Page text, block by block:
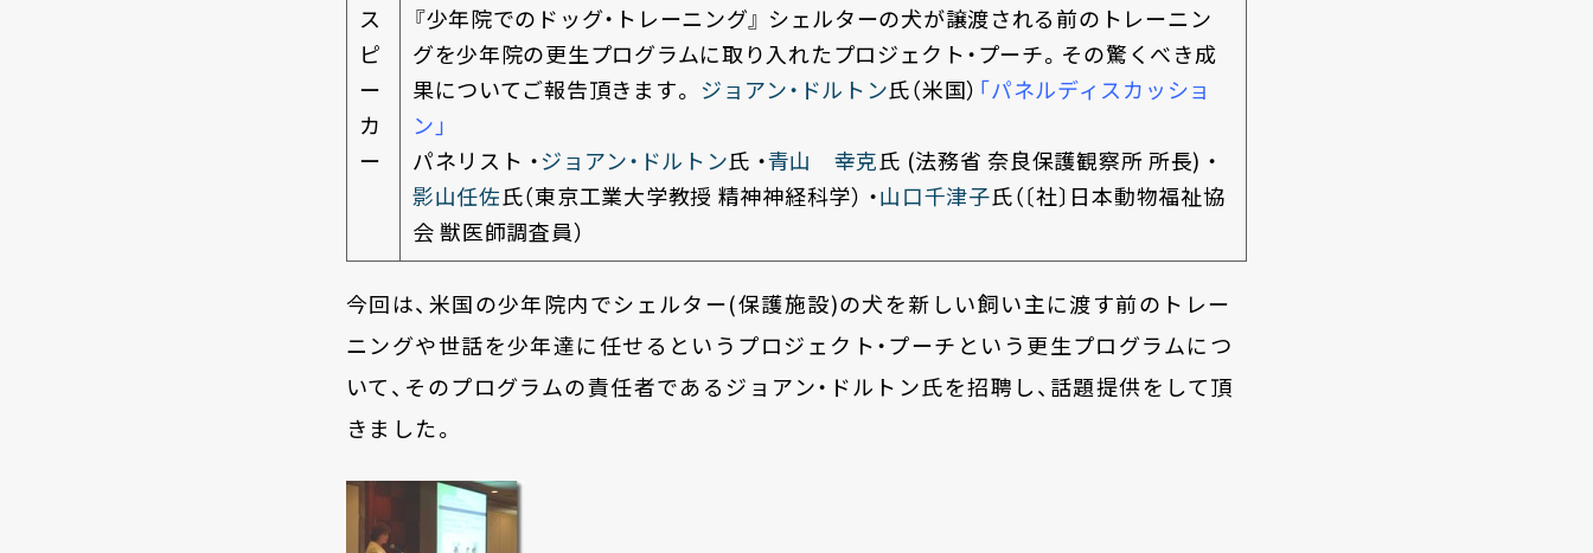
ス
ピ
ー
カ
ー
『少年院でのドッグ・トレーニング』 シェルターの犬が譲渡される前のトレーニン
グを少年院の更生プログラムに取り入れたプロジェクト・プーチ。その驚くべき成
果についてご報告頂きます。 ジョアン・ドルトン氏（米国） 「パネルディスカッショ
ン」
パネリスト ・ジョアン・ドルトン氏 ・青山 幸克氏 (法務省 奈良保護観察所 所長) ・
影山任佐氏（東京工業大学教授 精神神経科学） ・山口千津子氏（〔社〕日本動物福祉協
会 獣医師調査員）
今回は、米国の少年院内でシェルター(保護施設)の犬を新しい飼い主に渡す前のトレー
ニングや世話を少年達に任せるというプロジェクト・プーチという更生プログラムにつ
いて、そのプログラムの責任者であるジョアン・ドルトン氏を招聘し、話題提供をして頂
きました。